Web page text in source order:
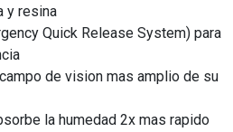
y resina
Quick Release System) para
de vision mas amplio de su
la humedad 2x mas rapido